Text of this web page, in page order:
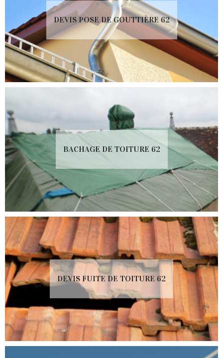
DEVIS POSE DE GOUTTIÈRE 62
BACHAGE DE TOITURE 62
DEVIS FUITE DE TOITURE 62